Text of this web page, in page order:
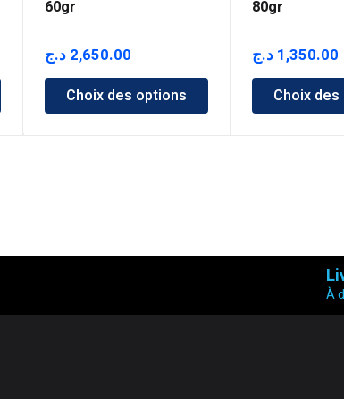
60gr
2,650.00 د.ج
Choix des options
80gr
1,350.00 د.ج
Choix
À